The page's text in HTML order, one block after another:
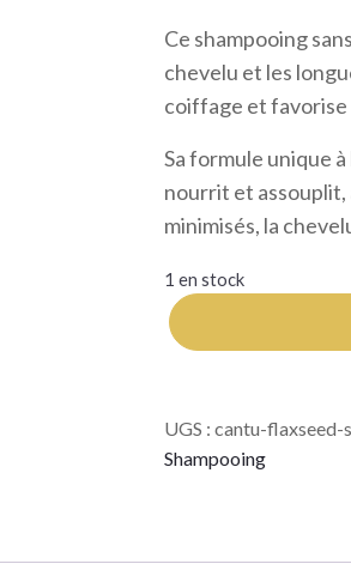
Ce shampooing
chevelu et les
coiffage et favorise
Sa formule unique
nourrit et assouplit,
minimisés, la
1 en stock
quantité
de
Shampoo
400ml
UGS : cantu-flaxseed-
Shampooing